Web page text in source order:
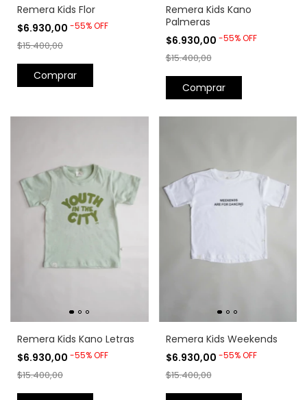
Remera Kids Flor
$6.930,00 -55%OFF
$15.400,00
Comprar
Remera Kids Kano
Palmeras
$6.930,00 -55%OFF
$15.400,00
Comprar
Remera Kids Kano Letras
$6.930,00 -55%OFF
$15.400,00
Remera Kids Weekends
$6.930,00 -55%OFF
$15.400,00